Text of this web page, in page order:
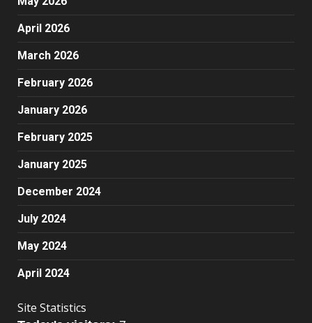
April 2026
March 2026
February 2026
January 2026
February 2025
January 2025
December 2024
July 2024
May 2024
April 2024
Site Statistics